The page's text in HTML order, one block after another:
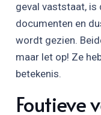
geval vaststaat, is
documenten en
wordt gezien.
maar let op! Ze
betekenis.
Foutieve